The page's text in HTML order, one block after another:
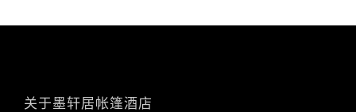
关于墨轩居帐篷酒店